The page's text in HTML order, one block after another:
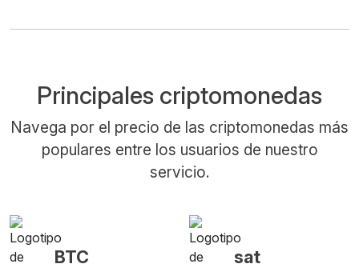
Principales criptomonedas
Navega por el precio de las criptomonedas más
populares entre los usuarios de nuestro
servicio.
BTC sat